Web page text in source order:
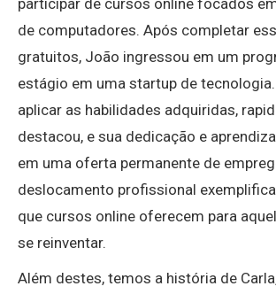
de computadores. Após completar
gratuitos, João ingressou em um
estágio em uma startup de
aplicar as habilidades adquiridas,
destacou, e sua dedicação e
em uma oferta permanente de
deslocamento profissional
que cursos online oferecem para
se reinventar.
Além destes, temos a história de